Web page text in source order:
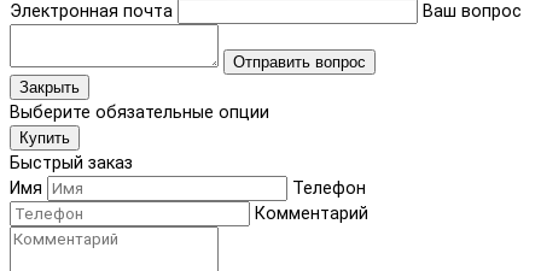
Электронная почта
Ваш вопрос
Отправить вопрос
Закрыть
Выберите обязательные опции
Купить
Быстрый заказ
Имя
Телефон
Комментарий